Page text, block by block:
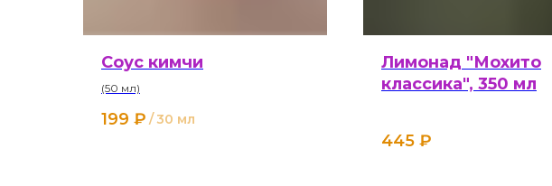
Соус кимчи
(50 мл)
199 ₽ /30 мл
Лимонад "Мохито
классика", 350 мл
445 ₽